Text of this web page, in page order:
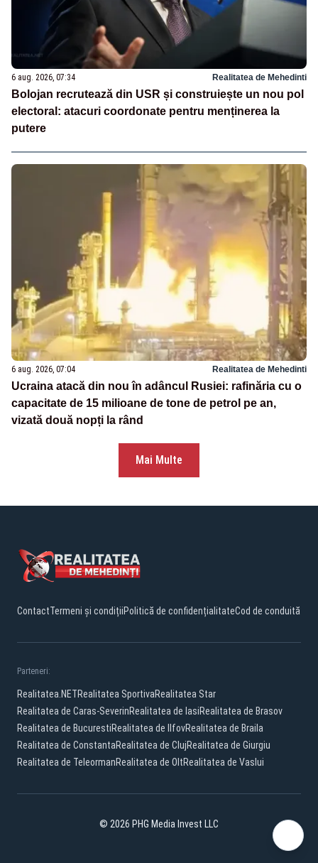
6 aug. 2026, 07:34 Realitatea de Mehedinti
Bolojan recrutează din USR și construiește un nou pol
electoral: atacuri coordonate pentru menținerea la
putere
6 aug. 2026, 07:04 Realitatea de Mehedinti
Ucraina atacă din nou în adâncul Rusiei: rafinăria cu o
capacitate de 15 milioane de tone de petrol pe an,
vizată două nopți la rând
Mai Multe
ContactTermeni și condițiiPolitică de confidențialitateCod de conduită
Parteneri:
Realitatea.NETRealitatea SportivaRealitatea Star
Realitatea de Caras-SeverinRealitatea de IasiRealitatea de Brasov
Realitatea de BucurestiRealitatea de IlfovRealitatea de Braila
Realitatea de ConstantaRealitatea de ClujRealitatea de Giurgiu
Realitatea de TeleormanRealitatea de OltRealitatea de Vaslui
© 2026 PHG Media Invest LLC